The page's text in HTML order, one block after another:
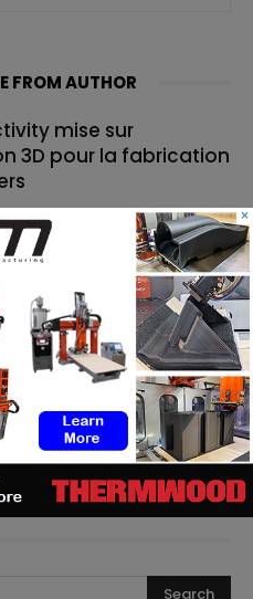
FROM AUTHOR
mise sur
3D pour la fabrication
en FA : quand les
machines doivent
les utilisateurs
inaugure les
chaussures de
imprimées en 3D
×